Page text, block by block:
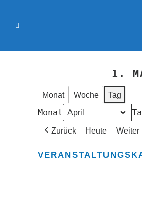
1.
Monat Woche Tag
Monat
Zurück Heute Weiter